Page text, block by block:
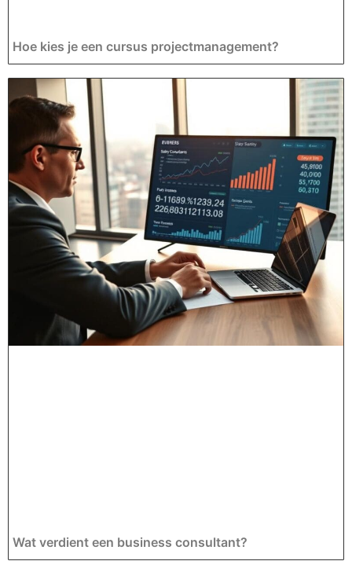
Hoe kies je een cursus projectmanagement?
Wat verdient een business consultant?